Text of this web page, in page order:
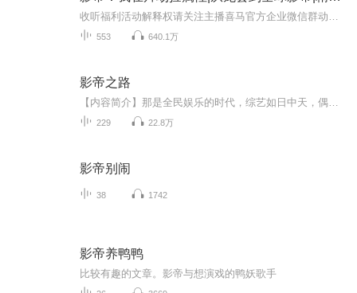
553 640.1万
影帝之路
229 22.8万
影帝别闹
38 1742
影帝养鸭鸭
比较有趣的文章。影帝与想演戏的鸭妖歌手